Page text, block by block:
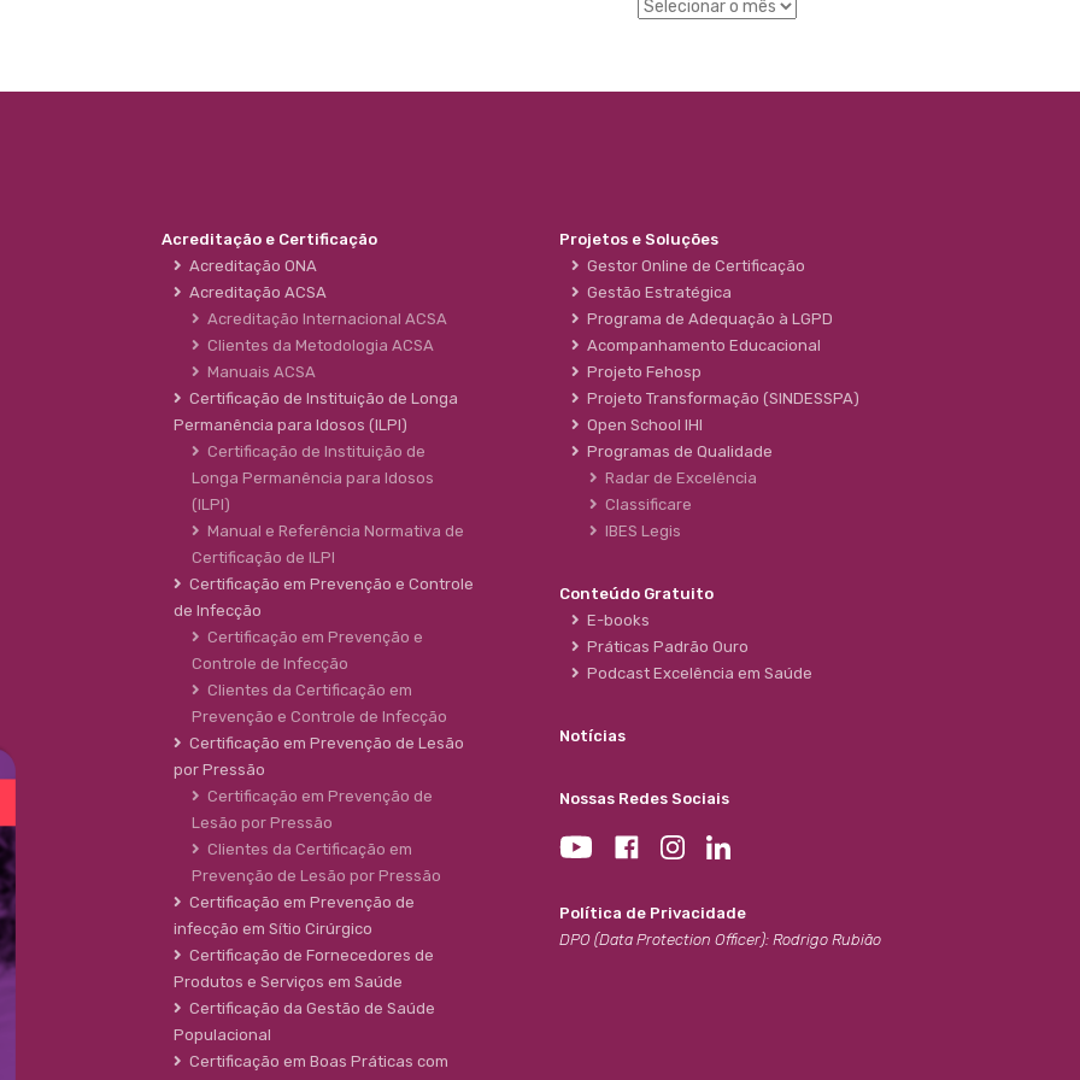
Acreditação e Certificação
Acreditação ONA
Acreditação ACSA
Acreditação Internacional ACSA
Clientes da Metodologia ACSA
Manuais ACSA
Certificação de Instituição de Longa
Permanência para Idosos (ILPI)
Certificação de Instituição de
Longa Permanência para Idosos
(ILPI)
Manual e Referência Normativa de
Certificação de ILPI
Certificação em Prevenção e Controle
de Infecção
Certificação em Prevenção e
Controle de Infecção
Clientes da Certificação em
Prevenção e Controle de Infecção
Certificação em Prevenção de Lesão
por Pressão
Certificação em Prevenção de
Lesão por Pressão
Clientes da Certificação em
Prevenção de Lesão por Pressão
Certificação em Prevenção de
infecção em Sítio Cirúrgico
Certificação de Fornecedores de
Produtos e Serviços em Saúde
Certificação da Gestão de Saúde
Populacional
Certificação em Boas Práticas com
Projetos e Soluções
Gestor Online de Certificação
Gestão Estratégica
Programa de Adequação à LGPD
Acompanhamento Educacional
Projeto Fehosp
Projeto Transformação (SINDESSPA)
Open School IHI
Programas de Qualidade
Radar de Excelência
Classificare
IBES Legis
Conteúdo Gratuito
E-books
Práticas Padrão Ouro
Podcast Excelência em Saúde
Notícias
Nossas Redes Sociais
Política de Privacidade
DPO (Data Protection Officer): Rodrigo Rubião